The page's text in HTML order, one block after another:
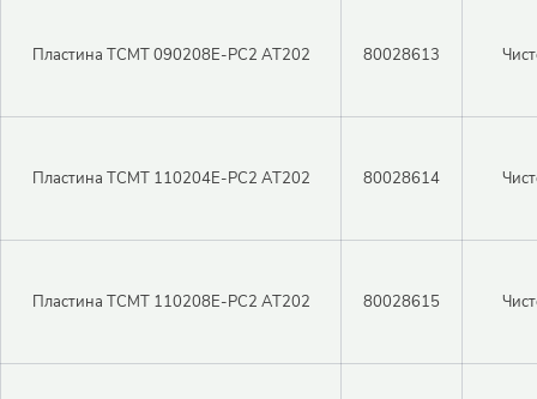
Пластина TCMT 090208E-PC2 AT202 80028613
Пластина TCMT 110204E-PC2 AT202 80028614
Пластина TCMT 110208E-PC2 AT202 80028615